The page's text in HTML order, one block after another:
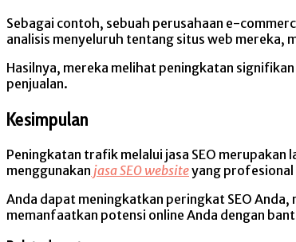
Sebagai contoh, sebuah perusahaan e-
analisis menyeluruh tentang situs web mereka,
Hasilnya, mereka melihat peningkatan
penjualan.
Kesimpulan
Peningkatan trafik melalui jasa SEO
menggunakan jasa SEO websiteyang
Anda dapat meningkatkan peringkat SEO
memanfaatkan potensi online Anda dengan